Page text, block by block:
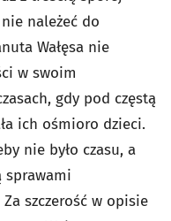
należeć do
Wałęsa nie
w swoim
gdy pod częstą
ich ośmioro dzieci.
nie było czasu, a
sprawami
szczerość w opisie